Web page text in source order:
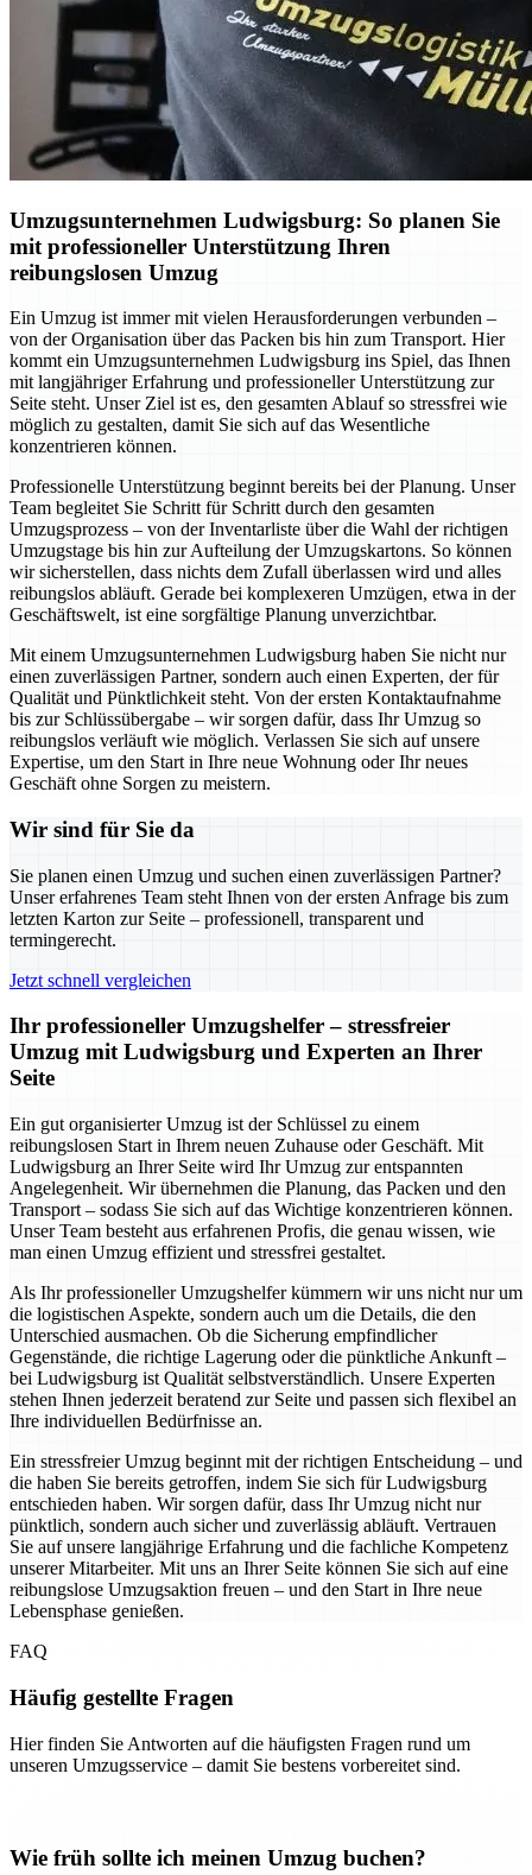
Umzugsunternehmen Ludwigsburg: So planen Sie
mit professioneller Unterstützung Ihren
reibungslosen Umzug
Ein Umzug ist immer mit vielen Herausforderungen verbunden –
von der Organisation über das Packen bis hin zum Transport. Hier
kommt ein Umzugsunternehmen Ludwigsburg ins Spiel, das Ihnen
mit langjähriger Erfahrung und professioneller Unterstützung zur
Seite steht. Unser Ziel ist es, den gesamten Ablauf so stressfrei wie
möglich zu gestalten, damit Sie sich auf das Wesentliche
konzentrieren können.
Professionelle Unterstützung beginnt bereits bei der Planung. Unser
Team begleitet Sie Schritt für Schritt durch den gesamten
Umzugsprozess – von der Inventarliste über die Wahl der richtigen
Umzugstage bis hin zur Aufteilung der Umzugskartons. So können
wir sicherstellen, dass nichts dem Zufall überlassen wird und alles
reibungslos abläuft. Gerade bei komplexeren Umzügen, etwa in der
Geschäftswelt, ist eine sorgfältige Planung unverzichtbar.
Mit einem Umzugsunternehmen Ludwigsburg haben Sie nicht nur
einen zuverlässigen Partner, sondern auch einen Experten, der für
Qualität und Pünktlichkeit steht. Von der ersten Kontaktaufnahme
bis zur Schlüssübergabe – wir sorgen dafür, dass Ihr Umzug so
reibungslos verläuft wie möglich. Verlassen Sie sich auf unsere
Expertise, um den Start in Ihre neue Wohnung oder Ihr neues
Geschäft ohne Sorgen zu meistern.
Wir sind für Sie da
Sie planen einen Umzug und suchen einen zuverlässigen Partner?
Unser erfahrenes Team steht Ihnen von der ersten Anfrage bis zum
letzten Karton zur Seite – professionell, transparent und
termingerecht.
Jetzt schnell vergleichen
Ihr professioneller Umzugshelfer – stressfreier
Umzug mit Ludwigsburg und Experten an Ihrer
Seite
Ein gut organisierter Umzug ist der Schlüssel zu einem
reibungslosen Start in Ihrem neuen Zuhause oder Geschäft. Mit
Ludwigsburg an Ihrer Seite wird Ihr Umzug zur entspannten
Angelegenheit. Wir übernehmen die Planung, das Packen und den
Transport – sodass Sie sich auf das Wichtige konzentrieren können.
Unser Team besteht aus erfahrenen Profis, die genau wissen, wie
man einen Umzug effizient und stressfrei gestaltet.
Als Ihr professioneller Umzugshelfer kümmern wir uns nicht nur um
die logistischen Aspekte, sondern auch um die Details, die den
Unterschied ausmachen. Ob die Sicherung empfindlicher
Gegenstände, die richtige Lagerung oder die pünktliche Ankunft –
bei Ludwigsburg ist Qualität selbstverständlich. Unsere Experten
stehen Ihnen jederzeit beratend zur Seite und passen sich flexibel an
Ihre individuellen Bedürfnisse an.
Ein stressfreier Umzug beginnt mit der richtigen Entscheidung – und
die haben Sie bereits getroffen, indem Sie sich für Ludwigsburg
entschieden haben. Wir sorgen dafür, dass Ihr Umzug nicht nur
pünktlich, sondern auch sicher und zuverlässig abläuft. Vertrauen
Sie auf unsere langjährige Erfahrung und die fachliche Kompetenz
unserer Mitarbeiter. Mit uns an Ihrer Seite können Sie sich auf eine
reibungslose Umzugsaktion freuen – und den Start in Ihre neue
Lebensphase genießen.
FAQ
Häufig gestellte Fragen
Hier finden Sie Antworten auf die häufigsten Fragen rund um
unseren Umzugsservice – damit Sie bestens vorbereitet sind.
Wie früh sollte ich meinen Umzug buchen?